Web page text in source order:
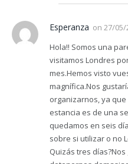
Esperanza on 27/05/
Hola!! Somos una
visitamos Londres
mes.Hemos visto
magnífica.Nos
organizarnos, ya
estancia es de una
quedamos en seis
sobre si utilizar o no
Quizás tres